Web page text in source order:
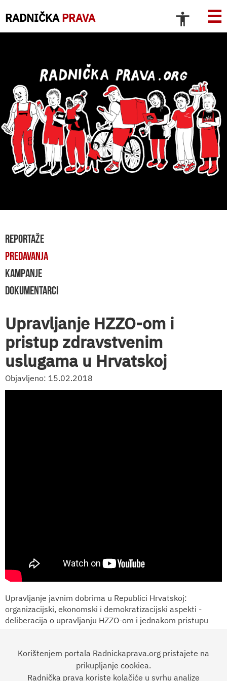
RADNIČKA PRAVA ☰
REPORTAŽE
PREDAVANJA
KAMPANJE
DOKUMENTARCI
Upravljanje HZZO-om i
pristup zdravstvenim
uslugama u Hrvatskoj
Objavljeno: 15.02.2018
Upravljanje javnim dobrima u Republici Hrvatskoj:
organizacijski, ekonomski i demokratizacijski aspekti -
deliberacija o upravljanju HZZO-om i jednakom pristupu
okviru IPA projekta „Javni interes nije na prodaju – PINS
II“. Za sadržaj je isključivo odgovoran Centar za mirovne
studije i ne može se smatrati službenim stavom Europske
Korištenjem portala Radnickaprava.org pristajete na
prikupljanje cookiea.
Radnička prava koriste kolačiće u svrhu analize